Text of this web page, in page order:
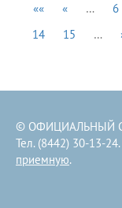
«« « … 6
14
15 …
© ОФИЦИАЛЬНЫЙ
Тел. (8442) 30-13-
приемную.